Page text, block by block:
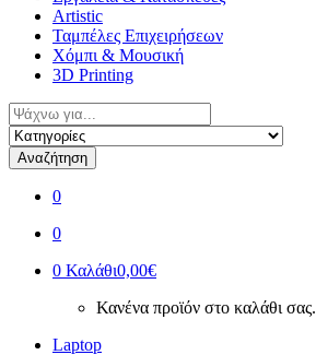
Artistic
Ταμπέλες Επιχειρήσεων
Χόμπι & Μουσική
3D Printing
Αναζήτηση
για:
Αναζήτηση
0
0
0 Καλάθι0,00€
Κανένα προϊόν στο καλάθι σας.
Laptop